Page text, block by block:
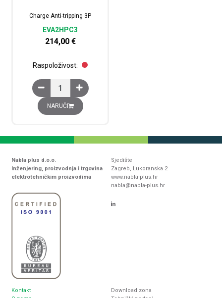
Charge Anti-tripping 3P
EVA2HPC3
214,00 €
Raspoloživost:
Charge Anti-tripping 3P količina
NARUČI
Nabla plus d.o.o.
Inženjering, proizvodnja i trgovina
elektrotehničkim proizvodima
Sjedište
Zagreb, Lukoranska 2
www.nabla-plus.hr
nabla@nabla-plus.hr
Kontakt
Download zona